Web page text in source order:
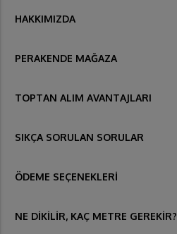
HAKKIMIZDA
PERAKENDE MAĞAZA
TOPTAN ALIM AVANTAJLARI
SIKÇA SORULAN SORULAR
ÖDEME SEÇENEKLERİ
NE DİKİLİR, KAÇ METRE GEREKİR?